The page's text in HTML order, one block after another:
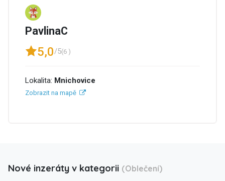
PavlinaC
5,0/5(6 )
Lokalita: Mnichovice
Zobrazit na mapě
Nové inzeráty v kategorii (Oblečení)